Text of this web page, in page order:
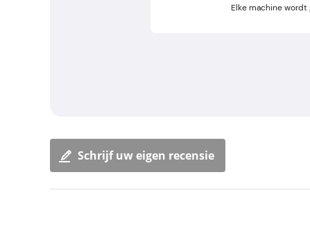
Elke machine
Schrijf uw eigen recensie